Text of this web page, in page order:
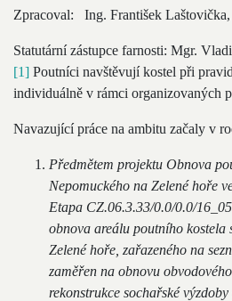
Zpracoval: Ing. František
Statutární zástupce farnosti: Mgr.
[1] Poutníci navštěvují kostel při
individuálně v rámci organizovaných
Navazující práce na ambitu začaly v
Předmětem projektu Obnova
Nepomuckého na Zelené hoře
Etapa CZ.06.3.33/0.0/0.0/
obnova areálu poutního kostela
Zelené hoře, zařazeného na
zaměřen na obnovu
rekonstrukce sochařské